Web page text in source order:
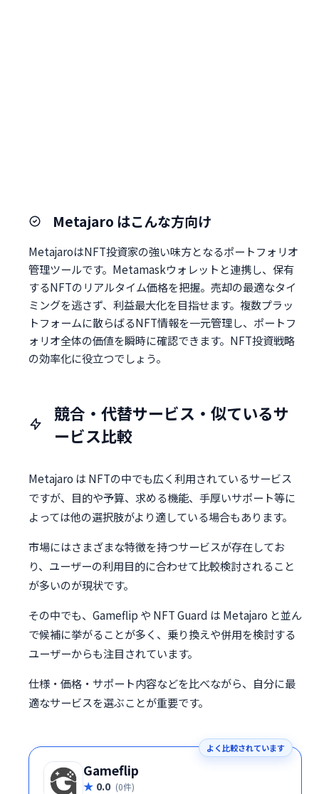
Metajaro はこんな方向け
MetajaroはNFT投資家の強い味方となるポートフォリオ
管理ツールです。Metamaskウォレットと連携し、保有
するNFTのリアルタイム価格を把握。売却の最適なタイ
ミングを逃さず、利益最大化を目指せます。複数プラッ
トフォームに散らばるNFT情報を一元管理し、ポートフ
ォリオ全体の価値を瞬時に確認できます。NFT投資戦略
の効率化に役立つでしょう。
競合・代替サービス・似ているサ
ービス比較
Metajaro は NFTの中でも広く利用されているサービス
ですが、目的や予算、求める機能、手厚いサポート等に
よっては他の選択肢がより適している場合もあります。
市場にはさまざまな特徴を持つサービスが存在してお
り、ユーザーの利用目的に合わせて比較検討されること
が多いのが現状です。
その中でも、Gameflip や NFT Guard は Metajaro と並ん
で候補に挙がることが多く、乗り換えや併用を検討する
ユーザーからも注目されています。
仕様・価格・サポート内容などを比べながら、自分に最
適なサービスを選ぶことが重要です。
よく比較されています
Gameflip
0.0 (0件)